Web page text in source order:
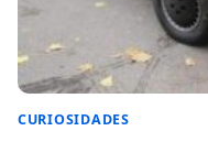
CURIOSIDADES